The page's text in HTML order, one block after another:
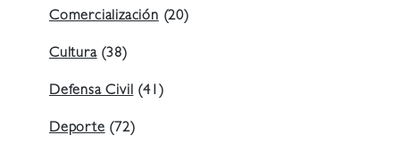
Comercialización (20)
Cultura(38)
Defensa Civil (41)
Deporte (72)